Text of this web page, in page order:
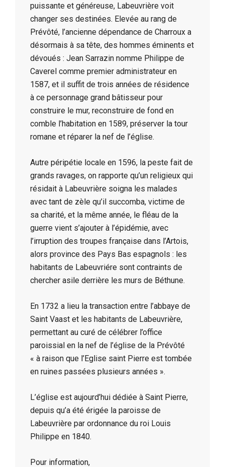
puissante et généreuse, Labeuvrière voit
changer ses destinées. Elevée au rang de
Prévôté, l’ancienne dépendance de Charroux a
désormais à sa tête, des hommes éminents et
dévoués : Jean Sarrazin nomme Philippe de
Caverel comme premier administrateur en
1587, et il suffit de trois années de résidence
à ce personnage grand bâtisseur pour
construire le mur, reconstruire de fond en
comble l’habitation en 1589, préserver la tour
romane et réparer la nef de l’église.
Autre péripétie locale en 1596, la peste fait de
grands ravages, on rapporte qu’un religieux qui
résidait à Labeuvrière soigna les malades
avec tant de zèle qu’il succomba, victime de
sa charité, et la même année, le fléau de la
guerre vient s’ajouter à l’épidémie, avec
l’irruption des troupes française dans l’Artois,
alors province des Pays Bas espagnols : les
habitants de Labeuvriére sont contraints de
chercher asile derrière les murs de Béthune.
En 1732 a lieu la transaction entre l’abbaye de
Saint Vaast et les habitants de Labeuvrière,
permettant au curé de célébrer l’office
paroissial en la nef de l’église de la Prévôté
« à raison que l’Eglise saint Pierre est tombée
en ruines passées plusieurs années ».
L’église est aujourd’hui dédiée à Saint Pierre,
depuis qu’a été érigée la paroisse de
Labeuvrière par ordonnance du roi Louis
Philippe en 1840.
Pour information,